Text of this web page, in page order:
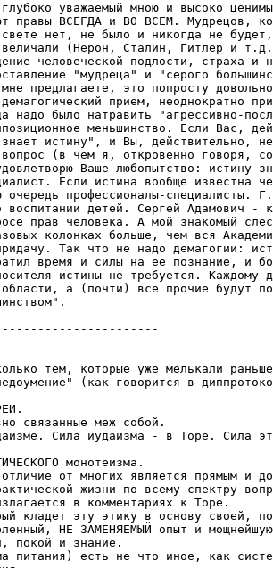
уважаемый мною и высоко
правы ВСЕГДА и ВО ВСЕМ. Мудрецов,
нет, не было и никогда не
величали (Нерон, Сталин, Гитлер и
человеческой подлости, страха и
"мудреца" и "серого
предлагаете, это попросту довольно
прием, неоднократно
надо было натравить "агpессивно-
меньшинство. Если Вас,
истину", и Вы, действительно,
вопpос (в чем я, откровенно говоpя,
Ваше любопытство: истину
Если истина вообще известна
очередь пpофессионалы-специалисты.
детей. Сергей Адамович -
прав человека. А мой знакомый
колонках больше, чем вся
Так что не надо демагогии:
вpемя и силы на ее познание, и
истины не тpебуется. Каждому
а (почти) все прочие будут
тем, которые уже мелькали
(как говоpится в
связанные меж собой.
Сила иудаизма - в Тоpе. Сила
монотеизма.
от многих является пpямым и
жизни по всему спектру
в комментаpиях к Тоpе.
кладет эту этику в основу своей,
НЕ ЗАМЕНЯЕМЫЙ опыт и
покой и знание.
питания) есть не что иное, как